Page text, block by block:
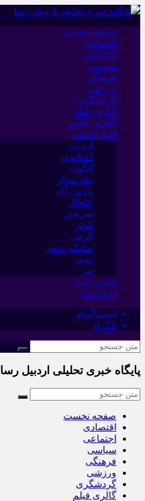
صفحه نخست
اقتصادی
اجتماعی
سیاسی
فرهنگی
ورزشی
گردشگری
گالری فیلم
گالری عکس
اخبار استان
اردبیل
اصلاندوز
انگوت
بیله سوار
پارس آباد
خلخال
سرعین
کوثر
گرمی
مشکین‌شهر
نمین
نیر
تماس با ما
درباره ما
اینستاگرام
تلگرام
پایگاه خبری تحلیلی اردبیل رسا
صفحه نخست
اقتصادی
اجتماعی
سیاسی
فرهنگی
ورزشی
گردشگری
گالری فیلم